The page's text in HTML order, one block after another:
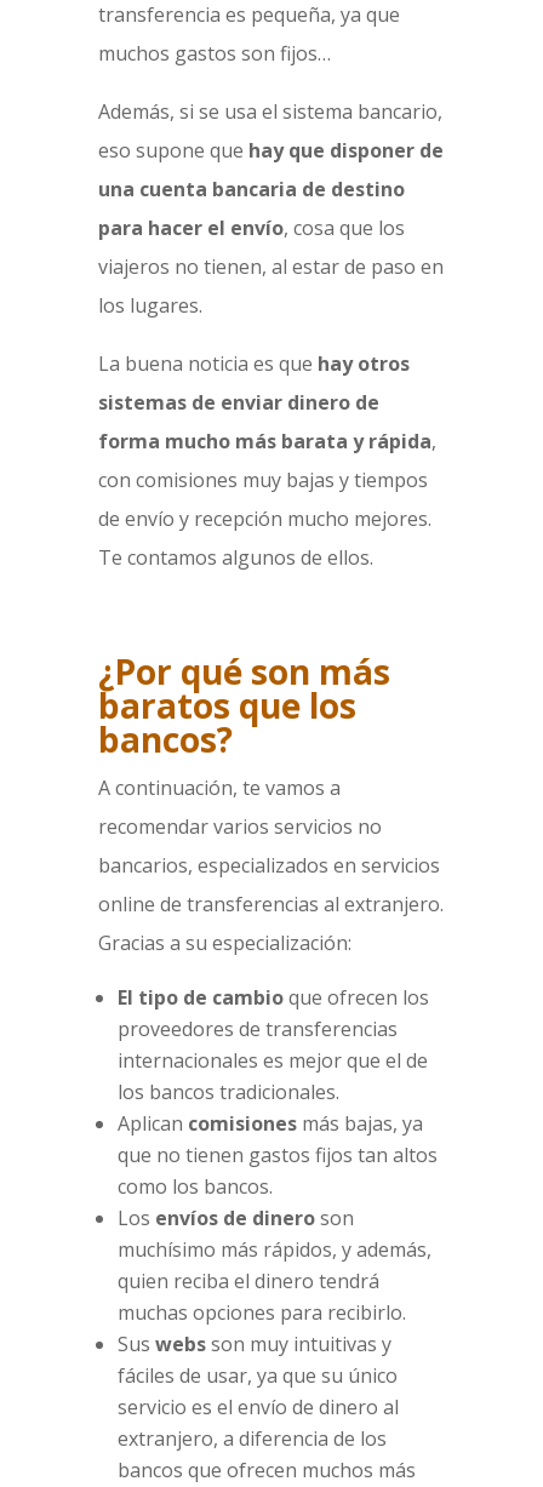
transferencia es pequeña, ya que
muchos gastos son fijos…
Además, si se usa el sistema bancario,
eso supone que hay que disponer de
una cuenta bancaria de destino
para hacer el envío, cosa que los
viajeros no tienen, al estar de paso en
los lugares.
La buena noticia es que hay otros
sistemas de enviar dinero de
forma mucho más barata y rápida,
con comisiones muy bajas y tiempos
de envío y recepción mucho mejores.
Te contamos algunos de ellos.
¿Por qué son más
baratos que los
bancos?
A continuación, te vamos a
recomendar varios servicios no
bancarios, especializados en servicios
online de transferencias al extranjero.
Gracias a su especialización:
El tipo de cambioque ofrecen los
proveedores de transferencias
internacionales es mejor que el de
los bancos tradicionales.
Aplican comisiones más bajas, ya
que no tienen gastos fijos tan altos
como los bancos.
Los envíos de dineroson
muchísimo más rápidos, y además,
quien reciba el dinero tendrá
muchas opciones para recibirlo.
Sus websson muy intuitivas y
fáciles de usar, ya que su único
servicio es el envío de dinero al
extranjero, a diferencia de los
bancos que ofrecen muchos más